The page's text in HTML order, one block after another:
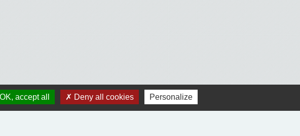
OK, accept all Deny all cookies Personalize